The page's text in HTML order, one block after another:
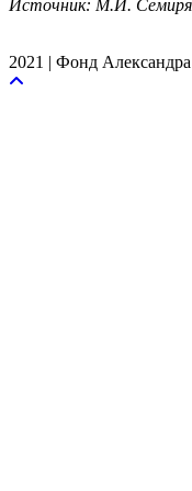
Источник: М.И.
2021 | Фонд